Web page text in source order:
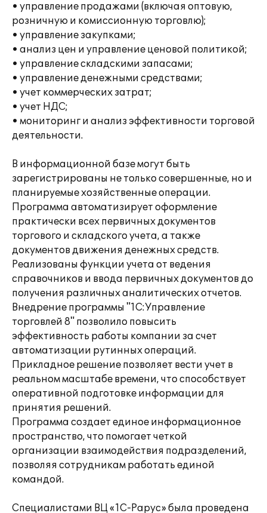
• управление продажами (включая оптовую,
розничную и комиссионную торговлю);
• управление закупками;
• анализ цен и управление ценовой политикой;
• управление складскими запасами;
• управление денежными средствами;
• учет коммерческих затрат;
• учет НДС;
• мониторинг и анализ эффективности торговой
деятельности.
В информационной базе могут быть
зарегистрированы не только совершенные, но и
планируемые хозяйственные операции.
Программа автоматизирует оформление
практически всех первичных документов
торгового и складского учета, а также
документов движения денежных средств.
Реализованы функции учета от ведения
справочников и ввода первичных документов до
получения различных аналитических отчетов.
Внедрение программы "1С:Управление
торговлей 8" позволило повысить
эффективность работы компании за счет
автоматизации рутинных операций.
Прикладное решение позволяет вести учет в
реальном масштабе времени, что способствует
оперативной подготовке информации для
принятия решений.
Программа создает единое информационное
пространство, что помогает четкой
организации взаимодействия подразделений,
позволяя сотрудникам работать единой
командой.
Специалистами ВЦ «1С-Рарус» была проведена